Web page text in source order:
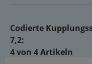
-0,95 bis 35 bar
Durchfluss*:
1800 l/min
Kompatibel zu**:
Codierte
7,2:
4 von 4 Artikeln